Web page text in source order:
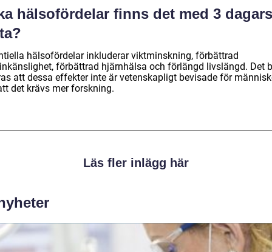
hälsofördelar finns det med 3 dagars
hälsofördelar inkluderar viktminskning, förbättrad
förbättrad hjärnhälsa och förlängd livslängd. Det
att dessa effekter inte är vetenskapligt bevisade för
det krävs mer forskning.
Läs fler inlägg här